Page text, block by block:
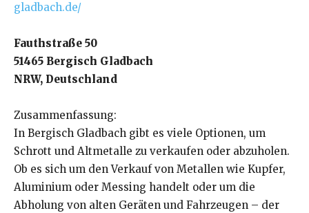
gladbach.de/
Fauthstraße 50
51465 Bergisch Gladbach
NRW, Deutschland
Zusammenfassung:
In Bergisch Gladbach gibt es viele Optionen, um
Schrott und Altmetalle zu verkaufen oder abzuholen.
Ob es sich um den Verkauf von Metallen wie Kupfer,
Aluminium oder Messing handelt oder um die
Abholung von alten Geräten und Fahrzeugen – der